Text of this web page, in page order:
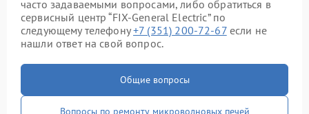
часто задаваемыми вопросами, либо обратиться в
сервисный центр “FIX-General Electric” по
следующему телефону+7 (351) 200-72-67если не
нашли ответ на свой вопрос.
Общие вопросы
Вопросы по ремонту микроволновых печей